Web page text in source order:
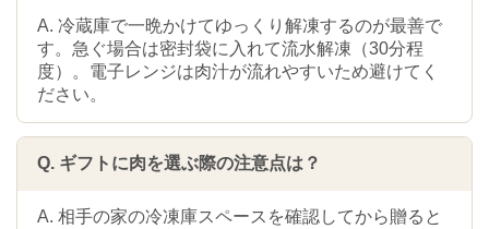
A. 冷蔵庫で一晩かけてゆっくり解凍するのが最善で
す。急ぐ場合は密封袋に入れて流水解凍（30分程
度）。電子レンジは肉汁が流れやすいため避けてく
ださい。
Q. ギフトに肉を選ぶ際の注意点は？
A. 相手の家の冷凍庫スペースを確認してから贈ると